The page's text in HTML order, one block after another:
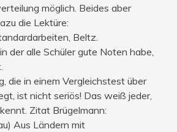
möglich. Beides aber
die Lektüre:
Beltz.
der alle Schüler gute Noten habe,
die in einem Vergleichstest über
ist nicht seriös! Das weiß jeder,
Zitat Brügelmann:
Aus Ländern mit